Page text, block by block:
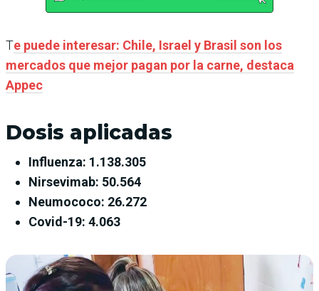
Te puede interesar: Chile, Israel y Brasil son los
mercados que mejor pagan por la carne, destaca
Appec
Dosis aplicadas
Influenza: 1.138.305
Nirsevimab: 50.564
Neumococo: 26.272
Covid-19: 4.063